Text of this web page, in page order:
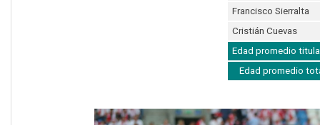
Francisco Sierralta
Cristián Cuevas
Edad promedio
Edad promedio